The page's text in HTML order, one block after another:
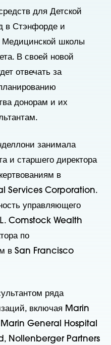
для Детской
в Стэнфорде и
Медицинской школы
В своей новой
отвечать за
донорам и их
занимала
и старшего директора
в
Services Corporation.
управляющего
Comstock Wealth
по
в San Francisco
ряда
включая Marin
General Hospital
Nollenberger Partners